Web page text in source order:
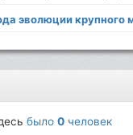
эволюции крупного
было0 человек